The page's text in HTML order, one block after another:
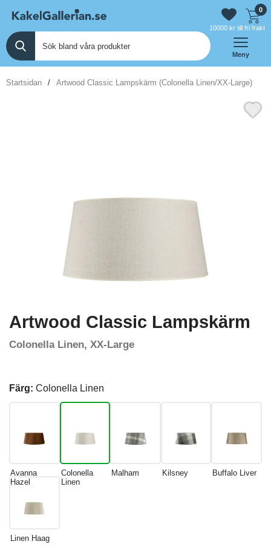
0
10000 kr till fri frakt
Meny
Startsidan Artwood Classic Lampskärm (Colonella Linen/XX-Large)
Artwood Classic Lampskärm
Colonella Linen, XX-Large
Färg: Colonella Linen
Avanna
Hazel
Colonella
Linen
Malham Kilsney Buffalo Liver
Linen Haag